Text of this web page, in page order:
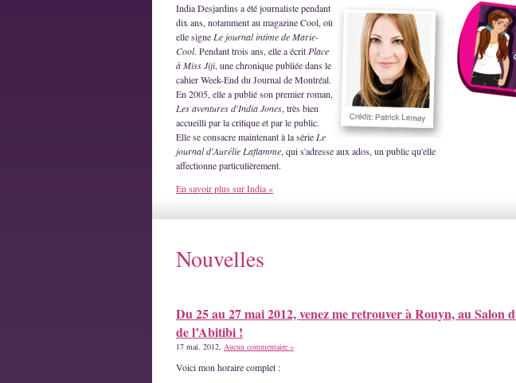
India Desjardins a été journaliste pendant
dix ans, notamment au magazine Cool, où
elle signe Le journal intime de Marie-
Cool. Pendant trois ans, elle a écrit Place
à Miss Jiji, une chronique publiée dans le
cahier Week-End du Journal de Montréal.
En 2005, elle a publié son premier roman,
Les aventures d'India Jones, très bien
accueilli par la critique et par le public.
Elle se consacre maintenant à la série Le
journal d'Aurélie Laflamme, qui s'adresse aux ados, un public qu'elle
affectionne particulièrement.
En savoir plus sur India »
Nouvelles
Du 25 au 27 mai 2012, venez me retrouver à Rouyn, au Salon
de l’Abitibi !
17 mai. 2012, Aucun commentaire »
Voici mon horaire complet :